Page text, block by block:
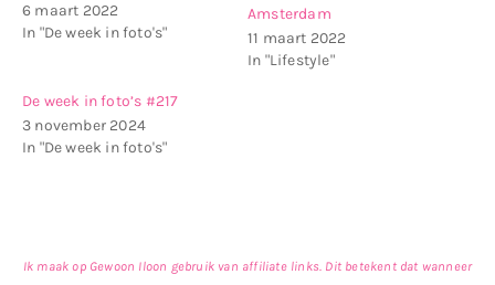
6 maart 2022
In "De week in foto's"
Amsterdam
11 maart 2022
In "Lifestyle"
De week in foto’s #217
3 november 2024
In "De week in foto's"
Ik maak op Gewoon Iloon gebruik van affiliate links. Dit betekent dat wanneer